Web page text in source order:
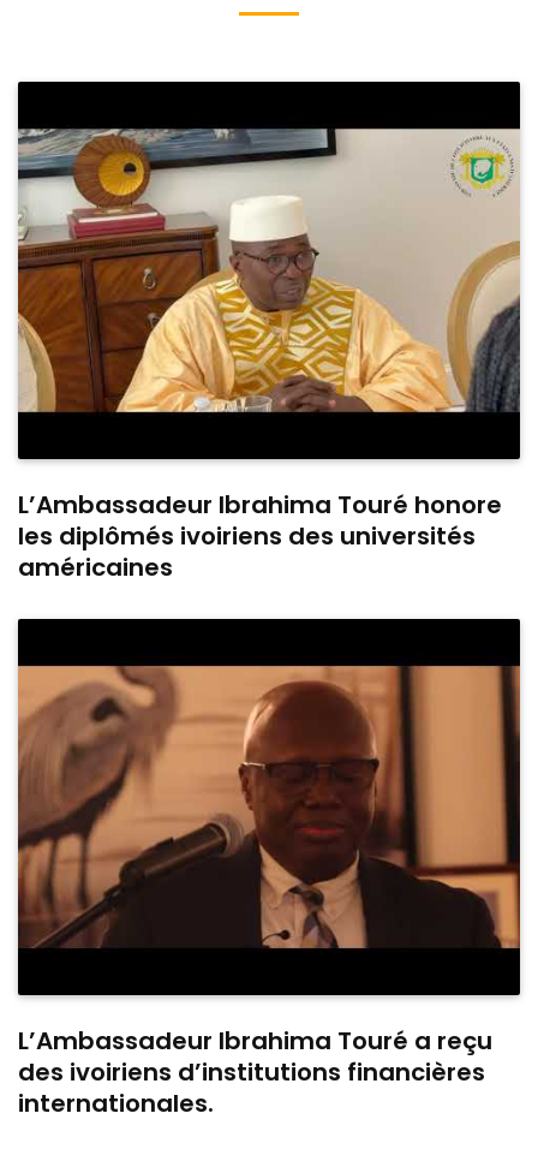
L’Ambassadeur Ibrahima Touré honore
les diplômés ivoiriens des universités
américaines
L’Ambassadeur Ibrahima Touré a reçu
des ivoiriens d’institutions financières
internationales.